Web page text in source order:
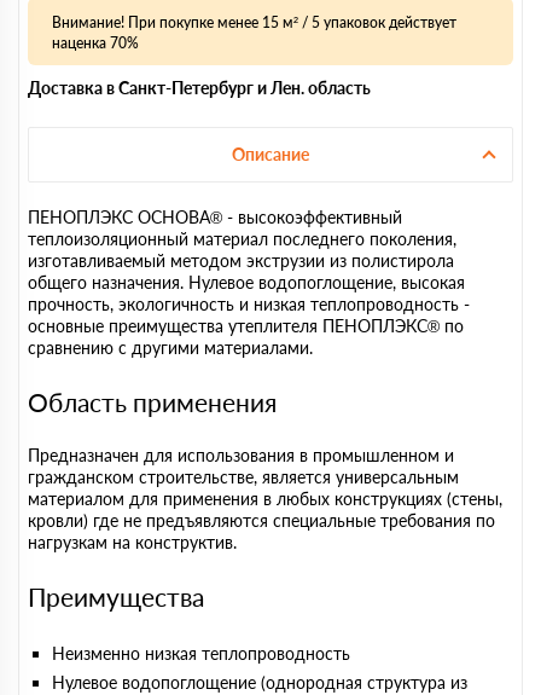
Внимание! При покупке менее 15 м² / 5 упаковок действует
наценка 70%
Доставка в Санкт-Петербург и Лен. область
Описание
ПЕНОПЛЭКС ОСНОВА® - высокоэффективный
теплоизоляционный материал последнего поколения,
изготавливаемый методом экструзии из полистирола
общего назначения. Нулевое водопоглощение, высокая
прочность, экологичность и низкая теплопроводность -
основные преимущества утеплителя ПЕНОПЛЭКС® по
сравнению с другими материалами.
Область применения
Предназначен для использования в промышленном и
гражданском строительстве, является универсальным
материалом для применения в любых конструкциях (стены,
кровли) где не предъявляются специальные требования по
нагрузкам на конструктив.
Преимущества
Неизменно низкая теплопроводность
Нулевое водопоглощение (однородная структура из